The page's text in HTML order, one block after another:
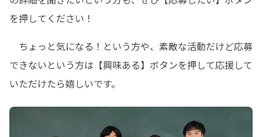
を押してください！
ちょっと気になる！という方や、素敵な活動だけど応募
できないという方は【興味ある】ボタンを押して応援して
いただけたら嬉しいです。